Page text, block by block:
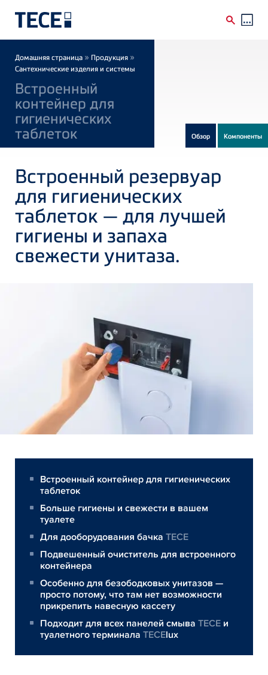
Breadcrumb
Домашняя страница » Продукция »
Сантехнические изделия и системы
Встроенный
контейнер для
гигиенических
таблеток Обзор Компоненты
Встроенный резервуар
для гигиенических
таблеток — для лучшей
гигиены и запаха
свежести унитаза.
Встроенный контейнер для гигиенических
таблеток
Больше гигиены и свежести в вашем
туалете
Для дооборудования бачка TECE
Подвешенный очиститель для встроенного
контейнера
Особенно для безободковых унитазов —
просто потому, что там нет возможности
прикрепить навесную кассету
Подходит для всех панелей смыва TECEи
туалетного терминала TECElux